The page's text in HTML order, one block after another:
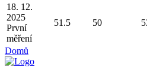
18. 12.
2025
První
měření
51.5 50
Domů